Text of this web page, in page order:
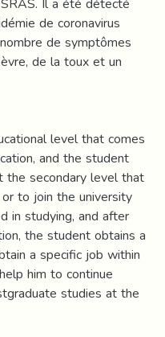
de coronavirus
de symptômes
de la toux et un
level that comes
and the student
the secondary level that
to join the university
in studying, and after
the student obtains a
a specific job within
him to continue
studies at the